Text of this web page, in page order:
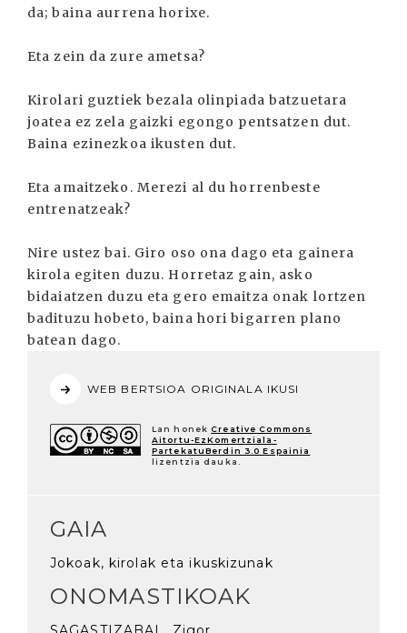
da; baina aurrena horixe.
Eta zein da zure ametsa?
Kirolari guztiek bezala olinpiada batzuetara
joatea ez zela gaizki egongo pentsatzen dut.
Baina ezinezkoa ikusten dut.
Eta amaitzeko. Merezi al du horrenbeste
entrenatzeak?
Nire ustez bai. Giro oso ona dago eta gainera
kirola egiten duzu. Horretaz gain, asko
bidaiatzen duzu eta gero emaitza onak lortzen
badituzu hobeto, baina hori bigarren plano
batean dago.
WEB BERTSIOA ORIGINALA IKUSI
Lan honek Creative Commons
Aitortu-EzKomertziala-
PartekatuBerdin 3.0 Espainia
lizentzia dauka.
GAIA
Jokoak, kirolak eta ikuskizunak
ONOMASTIKOAK